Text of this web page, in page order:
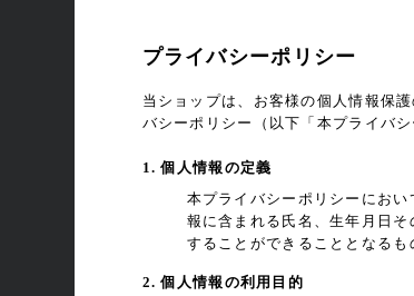
プライバシーポリシー
当ショップは、お客様の個人情報保
バシーポリシー（以下「本プライバ
1. 個人情報の定義
本プライバシーポリシーにお
報に含まれる氏名、生年月日
することができることとなる
2. 個人情報の利用目的